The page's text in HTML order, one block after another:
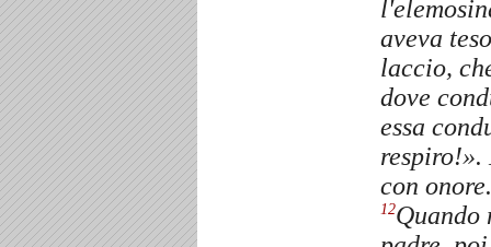
aveva
laccio,
dove
essa
respiro!».
con onore.
12Quando